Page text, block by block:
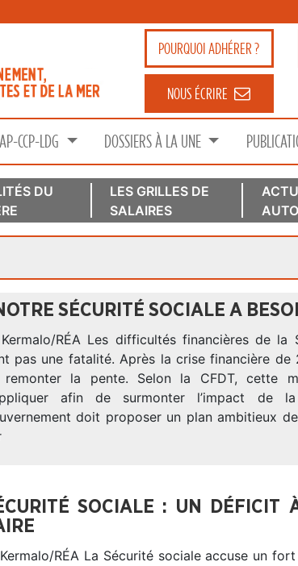
POURQUOIADHÉRER ?
NOUS ÉCRIRE
CCP-LDG DOSSIERS À LA UNE
DU
LES GRILLES DE
SALAIRES
SÉCURITÉ SOCIALE A
RÉA Les difficultés financières de la
pas une fatalité. Après la crise financière de
remonter la pente. Selon la CFDT, cette
afin de surmonter l’impact de
doit proposer un plan ambitieux
SOCIALE : UN DÉFICIT
RÉA La Sécurité sociale accuse un